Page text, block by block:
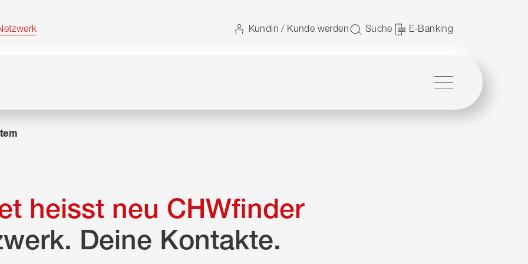
Kundin / Kunde werden Suche E-Banking
heisst neu CHWfinder
Deine Kontakte.